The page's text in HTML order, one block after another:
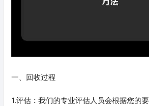
一、回收过程
1.评估：我们的专业评估人员会根据您的